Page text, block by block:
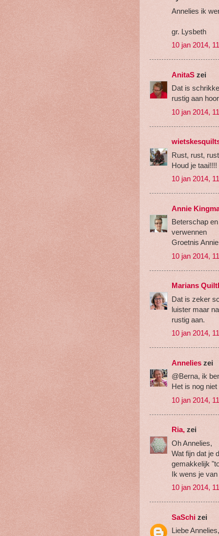
Annelies ik
gr. Lysbeth
10 jan 2014,
AnitaS zei
Dat is
rustig aan
10 jan 2014,
Rust, rust,
Houd je taai!!!!
10 jan 2014,
Annie
Beterschap
verwennen
Groetnis Annie
10 jan 2014,
Marians
Dat is zeker
luister maar
rustig aan.
10 jan 2014,
Annelies zei
@Berna, ik
Het is nog
10 jan 2014,
Ria, zei
Oh Annelies,
Wat fijn dat je
gemakkelijk
Ik wens je
10 jan 2014,
SaSchi zei
Liebe Annelies,